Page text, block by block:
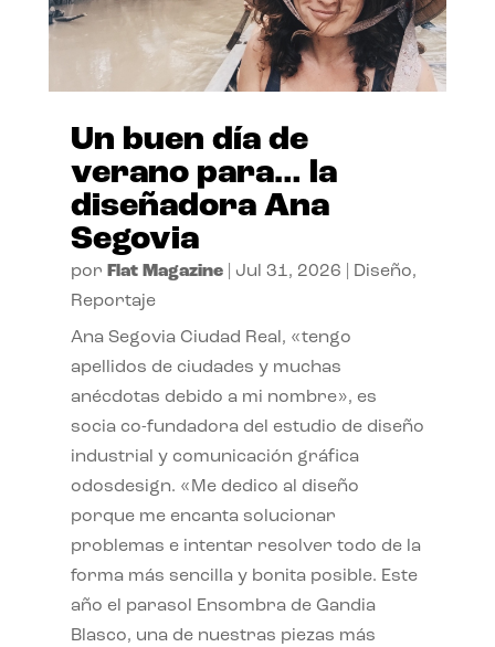
Un buen día de
verano para… la
diseñadora Ana
Segovia
por Flat Magazine| Jul 31, 2026 Diseño,
Reportaje
Ana Segovia Ciudad Real, «tengo
apellidos de ciudades y muchas
anécdotas debido a mi nombre», es
socia co-fundadora del estudio de diseño
industrial y comunicación gráfica
odosdesign. «Me dedico al diseño
porque me encanta solucionar
problemas e intentar resolver todo de la
forma más sencilla y bonita posible. Este
año el parasol Ensombra de Gandia
Blasco, una de nuestras piezas más